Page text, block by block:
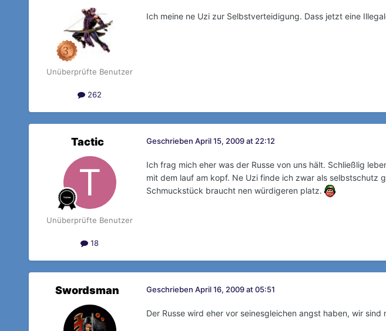
Unüberprüfte Benutzer
262
Ich meine ne Uzi zur Selbstverteidigung. Dass jetzt eine
Tactic
Unüberprüfte Benutzer
18
Geschrieben April 15, 2009 at 22:12
Ich frag mich eher was der Russe von uns hält. Schließlig
mit dem lauf am kopf. Ne Uzi finde ich zwar als selbstschutz
Schmuckstück braucht nen würdigeren platz.
Swordsman Geschrieben April 16, 2009 at 05:51
Der Russe wird eher vor seinesgleichen angst haben, wir